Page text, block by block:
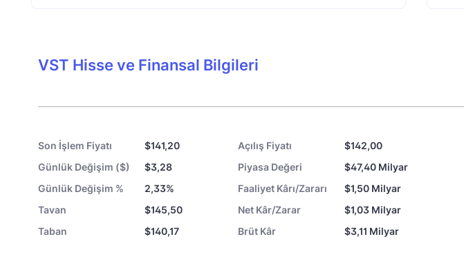
VST Hisse ve Finansal Bilgileri
Son İşlem Fiyatı $141,20 Açılış Fiyatı
$142,00
Günlük Değişim ($)
$3,28 Piyasa Değeri
$47,40 Milyar
Günlük Değişim %
2,33% Faaliyet Kârı/Zararı
$1,50 Milyar
Tavan
$145,50 Net Kâr/Zarar
$1,03 Milyar
Taban
$140,17 Brüt Kâr $3,11 Milyar